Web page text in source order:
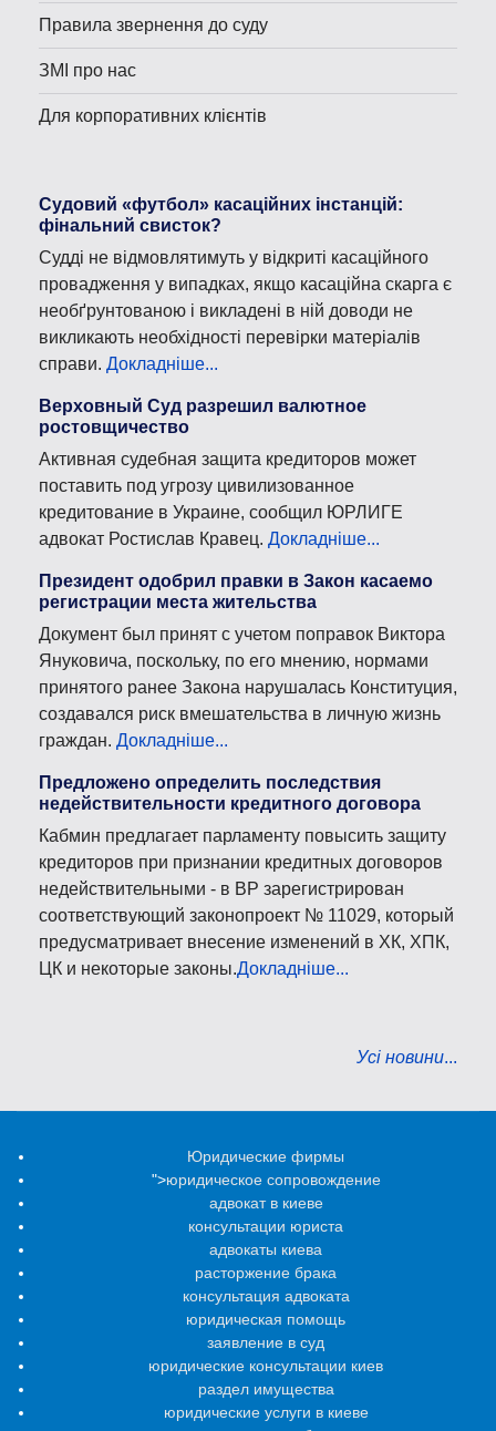
Правила звернення до суду
ЗМІ про нас
Для корпоративних клієнтів
Судовий «футбол» касаційних інстанцій:
фінальний свисток?
Судді не відмовлятимуть у відкриті касаційного
провадження у випадках, якщо касаційна скарга є
необґрунтованою і викладені в ній доводи не
викликають необхідності перевірки матеріалів
справи. Докладніше...
Верховный Суд разрешил валютное
ростовщичество
Активная судебная защита кредиторов может
поставить под угрозу цивилизованное
кредитование в Украине, сообщил ЮРЛИГЕ
адвокат Ростислав Кравец. Докладніше...
Президент одобрил правки в Закон касаемо
регистрации места жительства
Документ был принят с учетом поправок Виктора
Януковича, поскольку, по его мнению, нормами
принятого ранее Закона нарушалась Конституция,
создавался риск вмешательства в личную жизнь
граждан. Докладніше...
Предложено определить последствия
недействительности кредитного договора
Кабмин предлагает парламенту повысить защиту
кредиторов при признании кредитных договоров
недействительными - в ВР зарегистрирован
соответствующий законопроект № 11029, который
предусматривает внесение изменений в ХК, ХПК,
ЦК и некоторые законы.Докладніше...
Усі новини...
Юридические фирмы
">юридическое сопровождение
адвокат в киеве
консультации юриста
адвокаты киева
расторжение брака
консультация адвоката
юридическая помощь
заявление в суд
юридические консультации киев
раздел имущества
юридические услуги в киеве